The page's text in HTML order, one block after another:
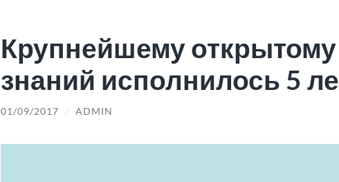
Крупнейшему
знаний исполнилось 5
01/09/2017 / ADMIN